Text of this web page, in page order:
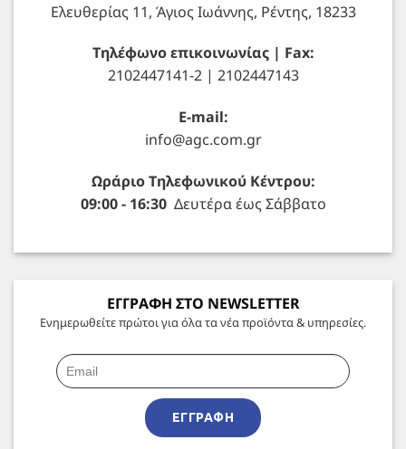
Ελευθερίας 11, Άγιος Ιωάννης, Ρέντης, 18233
Τηλέφωνο επικοινωνίας | Fax:
2102447141-2 | 2102447143
E-mail:
info@agc.com.gr
Ωράριο Τηλεφωνικού Κέντρου:
09:00 - 16:30Δευτέρα έως Σάββατο
ΕΓΓΡΑΦΗ ΣΤΟ NEWSLETTER
Ενημερωθείτε πρώτοι για όλα τα νέα προϊόντα & υπηρεσίες.
ΕΓΓΡΑΦΉ